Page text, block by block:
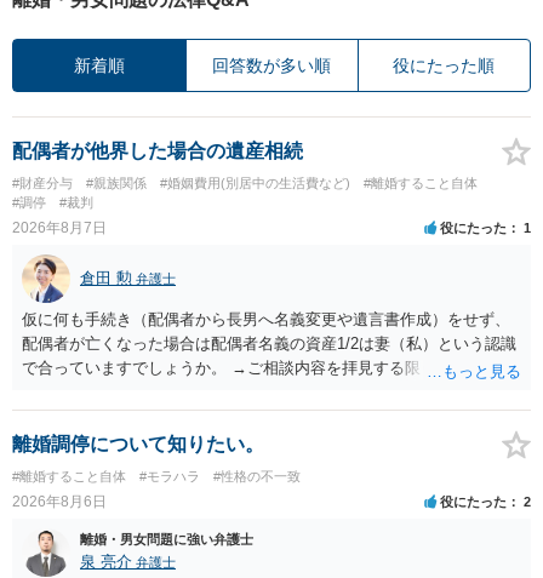
新着順 回答数が多い順 役にたった順
配偶者が他界した場合の遺産相続
#財産分与 #親族関係 #婚姻費用(別居中の生活費など)
#離婚すること自体
#調停
#裁判
2026年8月7日 役にたった 1
倉田 勲 弁護士
仮に何も手続き（配偶者から長男へ名義変更や遺言書作成）をせず、
配偶者が亡くなった場合は配偶者名義の資産1/2は妻（私）という認識
で合っていますでしょうか。 →ご相談内容を拝見する限りでは、その
完全に所有する場合は、他の相続人に対して自宅の評価額の１/２の代
償金の支払いが必要になります。
離婚調停について知りたい。
#離婚すること自体 #モラハラ #性格の不一致
2026年8月6日 役にたった 2
離婚・男女問題に強い弁護士
泉 亮介 弁護士